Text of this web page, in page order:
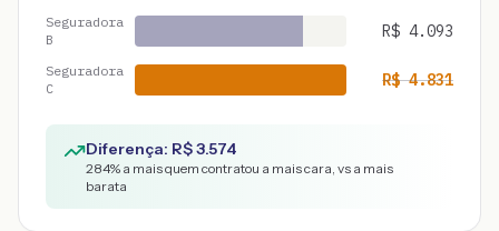
Seguradora
B
R$ 4.093
Seguradora
C
R$4.831
Diferença: R$3.574
284% a mais quem contratou a mais cara, vs a mais
barata